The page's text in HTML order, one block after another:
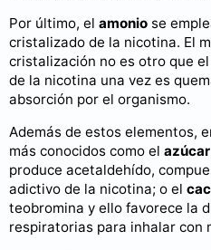
Por último, el amonio se
cristalizado de la nicotina. El
cristalización no es otro que
de la nicotina una vez es
absorción por el organismo.
Además de estos elementos,
más conocidos como el azúcar
produce acetaldehído,
adictivo de la nicotina; o el
teobromina y ello favorece la
respiratorias para inhalar con